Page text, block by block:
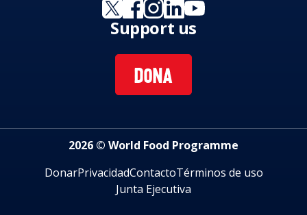
Support us
DONA
2026 © World Food Programme
DonarPrivacidadContactoTérminos de uso
Junta Ejecutiva